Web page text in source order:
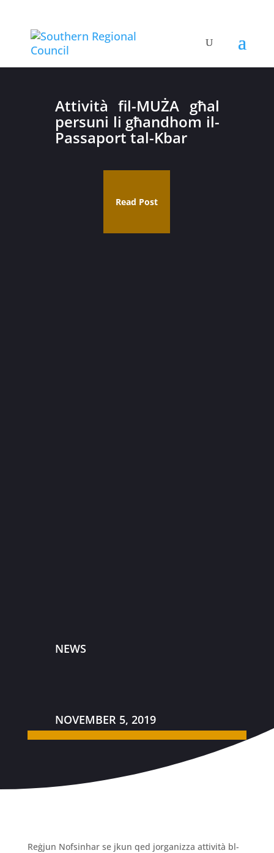
Attività fil-MUŻA għal
persuni li għandhom il-
Passaport tal-Kbar
Read Post
NEWS
NOVEMBER 5, 2019
Reġjun Nofsinhar se jkun qed jorganizza attività bl-